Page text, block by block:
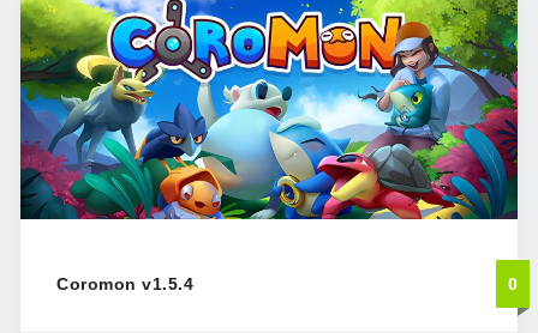
Coromon v1.5.4 0